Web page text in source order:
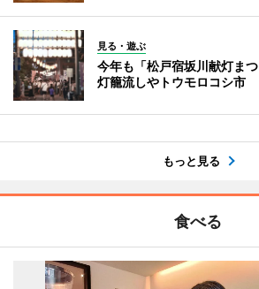
見る・遊ぶ
今年も「松戸宿坂川献灯ま
灯籠流しやトウモロコシ市
もっと見る
食べる